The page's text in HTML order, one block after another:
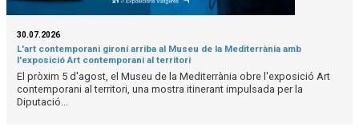
30.07.2026
L'art contemporani gironí arriba al Museu de la Mediterrània amb
l'exposició Art contemporani al territori
El pròxim 5 d'agost, el Museu de la Mediterrània obre l'exposició Art
contemporani al territori, una mostra itinerant impulsada per la
Diputació...